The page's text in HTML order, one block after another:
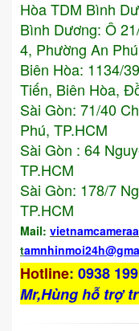
Hòa TDM Bình
Bình Dương: Ô
4, Phường An
Biên Hòa: 1134/
Tiến, Biên Hòa,
Sài Gòn: 71/40
Phú, TP.HCM
Sài Gòn : 64
TP.HCM
Sài Gòn: 178/7
TP.HCM
Mail:
t
Hotline: 0938
Mr,Hùng hỗ trợ